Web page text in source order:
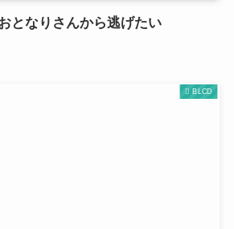
となりさんから逃げたい
BLCD